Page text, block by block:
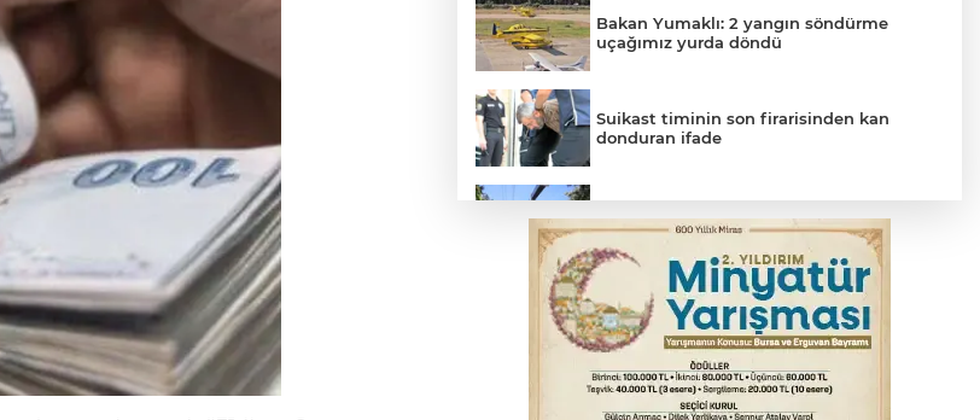
Bakan Yumaklı: 2 yangın söndürme
uçağımız yurda döndü
Suikast timinin son firarisinden kan
donduran ifade
korunuyor
Bursa'da otomobil motosikletle çarpıştı:
2'si çocuk 3 yaralı
Bursa'da tavuk çiftliğinde yangın